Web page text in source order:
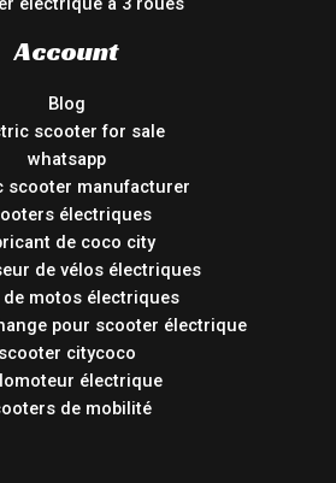
Account
Blog
scooter for sale
whatsapp
scooter manufacturer
électriques
de coco city
de vélos électriques
de motos électriques
pour scooter électrique
scooter citycoco
électrique
de mobilité